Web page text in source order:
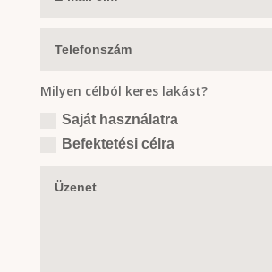
Milyen célból keres lakást?
Saját használatra
Befektetési célra